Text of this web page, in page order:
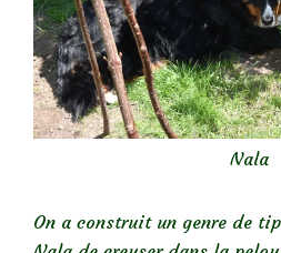
Nala
On a construit un genre de